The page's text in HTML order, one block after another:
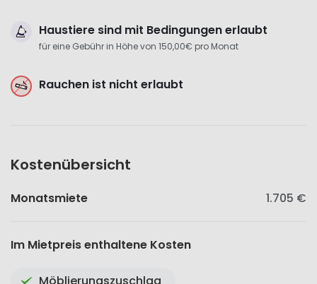
Haustiere sind mit Bedingungen erlaubt
für eine Gebühr in Höhe von 150,00€ pro Monat
Rauchen ist nicht erlaubt
Kostenübersicht
Monatsmiete 1.705 €
Im Mietpreis enthaltene Kosten